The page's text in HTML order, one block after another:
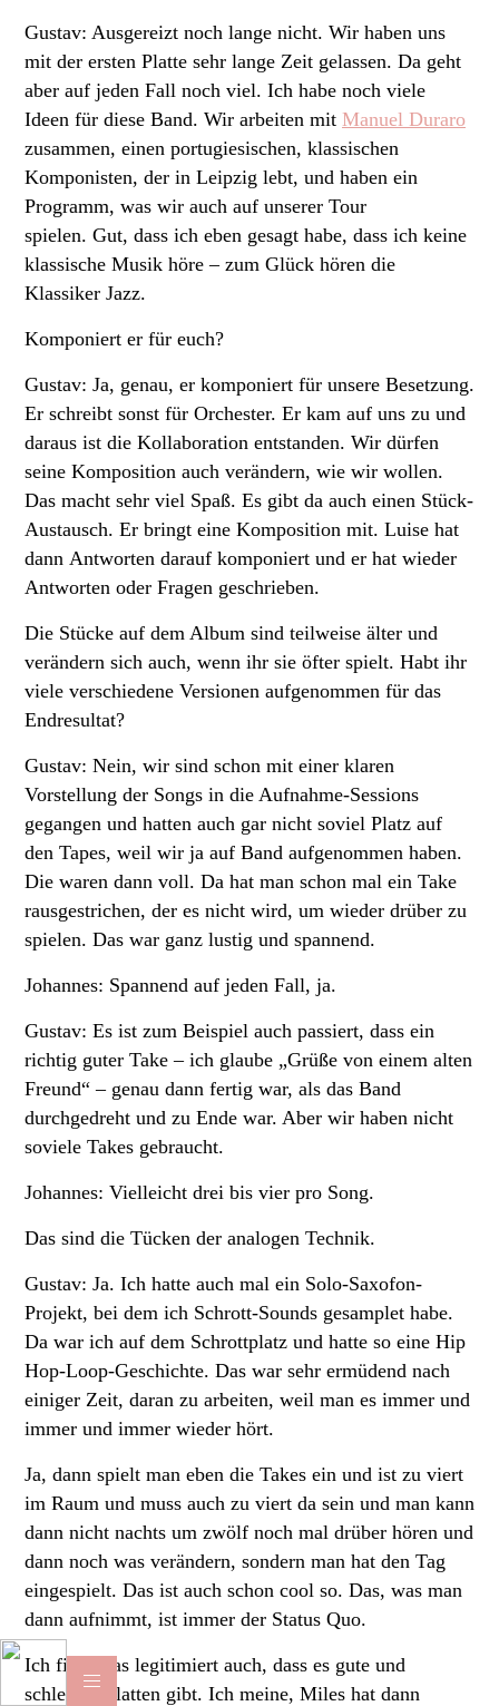
Gustav: Ausgereizt noch lange nicht. Wir haben uns
mit der ersten Platte sehr lange Zeit gelassen. Da geht
aber auf jeden Fall noch viel. Ich habe noch viele
Ideen für diese Band. Wir arbeiten mit Manuel Duraro
zusammen, einen portugiesischen, klassischen
Komponisten, der in Leipzig lebt, und haben ein
Programm, was wir auch auf unserer Tour
spielen. Gut, dass ich eben gesagt habe, dass ich keine
klassische Musik höre – zum Glück hören die
Klassiker Jazz.
Komponiert er für euch?
Gustav: Ja, genau, er komponiert für unsere Besetzung.
Er schreibt sonst für Orchester. Er kam auf uns zu und
daraus ist die Kollaboration entstanden. Wir dürfen
seine Komposition auch verändern, wie wir wollen.
Das macht sehr viel Spaß. Es gibt da auch einen Stück-
Austausch. Er bringt eine Komposition mit. Luise hat
dann Antworten darauf komponiert und er hat wieder
Antworten oder Fragen geschrieben.
Die Stücke auf dem Album sind teilweise älter und
verändern sich auch, wenn ihr sie öfter spielt. Habt ihr
viele verschiedene Versionen aufgenommen für das
Endresultat?
Gustav: Nein, wir sind schon mit einer klaren
Vorstellung der Songs in die Aufnahme-Sessions
gegangen und hatten auch gar nicht soviel Platz auf
den Tapes, weil wir ja auf Band aufgenommen haben.
Die waren dann voll. Da hat man schon mal ein Take
rausgestrichen, der es nicht wird, um wieder drüber zu
spielen. Das war ganz lustig und spannend.
Johannes: Spannend auf jeden Fall, ja.
Gustav: Es ist zum Beispiel auch passiert, dass ein
richtig guter Take – ich glaube „Grüße von einem alten
Freund“ – genau dann fertig war, als das Band
durchgedreht und zu Ende war. Aber wir haben nicht
soviele Takes gebraucht.
Johannes: Vielleicht drei bis vier pro Song.
Das sind die Tücken der analogen Technik.
Gustav: Ja. Ich hatte auch mal ein Solo-Saxofon-
Projekt, bei dem ich Schrott-Sounds gesamplet habe.
Da war ich auf dem Schrottplatz und hatte so eine Hip
Hop-Loop-Geschichte. Das war sehr ermüdend nach
einiger Zeit, daran zu arbeiten, weil man es immer und
immer und immer wieder hört.
Ja, dann spielt man eben die Takes ein und ist zu viert
im Raum und muss auch zu viert da sein und man kann
dann nicht nachts um zwölf noch mal drüber hören und
dann noch was verändern, sondern man hat den Tag
eingespielt. Das ist auch schon cool so. Das, was man
dann aufnimmt, ist immer der Status Quo.
Ich finde das legitimiert auch, dass es gute und
schlechte Platten gibt. Ich meine, Miles hat dann